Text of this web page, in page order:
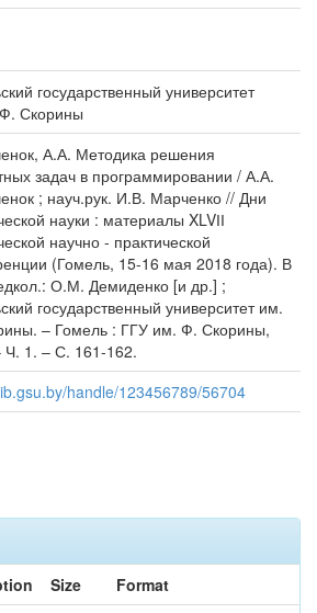
государственный университет
Скорины
А.А. Методика решения
задач в программировании / А.А.
; науч.рук. И.В. Марченко // Дни
науки : материалы XLVІІ
научно - практической
(Гомель, 15-16 мая 2018 года). В
О.М. Демиденко [и др.] ;
государственный университет им.
– Гомель : ГГУ им. Ф. Скорины,
Ч. 1. – С. 161-162.
handle/123456789/56704
Size
Format